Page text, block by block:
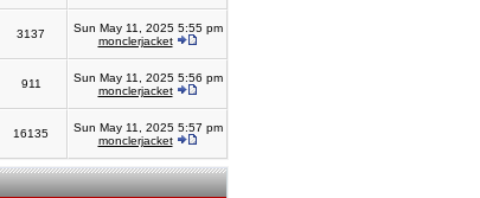
3137
Sun May 11, 2025 5:55 pm
monclerjacket
911
Sun May 11, 2025 5:56 pm
monclerjacket
16135
Sun May 11, 2025 5:57 pm
monclerjacket